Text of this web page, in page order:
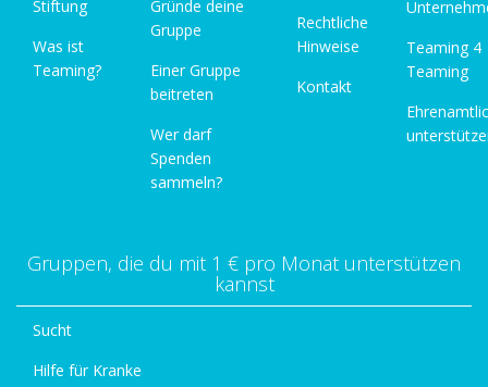
Stiftung
Was ist
Teaming?
Gründe deine
Gruppe
Einer Gruppe
beitreten
Wer darf
Spenden
sammeln?
Rechtliche
Hinweise
Kontakt
Teaming 4
Teaming
Gruppen, die du mit 1 € pro Monat unterstützen
kannst
Sucht
Hilfe für Kranke